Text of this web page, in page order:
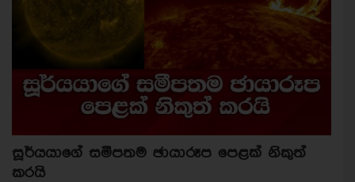
සූර්යයාගේ සමීපතම ඡායාරූප පෙළක් නිකුත්
කරයි